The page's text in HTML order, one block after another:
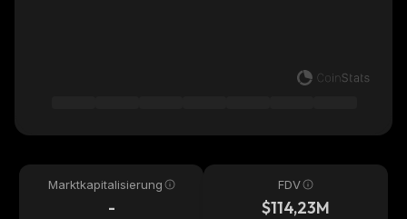
Marktkapitalisierung
-
FDV
$114,23M